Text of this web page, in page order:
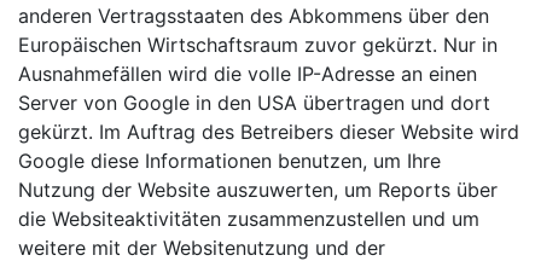
anderen Vertragsstaaten des Abkommens über den
Europäischen Wirtschaftsraum zuvor gekürzt. Nur in
Ausnahmefällen wird die volle IP-Adresse an einen
Server von Google in den USA übertragen und dort
gekürzt. Im Auftrag des Betreibers dieser Website wird
Google diese Informationen benutzen, um Ihre
Nutzung der Website auszuwerten, um Reports über
die Websiteaktivitäten zusammenzustellen und um
weitere mit der Websitenutzung und der